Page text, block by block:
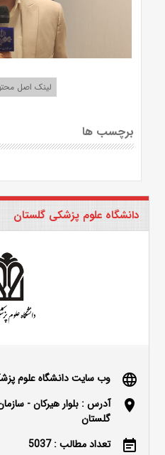
لینک اصل
برچسب ها
دانشگاه علوم پزشکی گلستان
language وب سایت دانشگاه علوم
location_on
آدرس : بلوار هیرکان -
گلستان
event_note تعداد مطالب : 5037